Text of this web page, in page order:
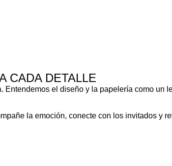
CADA DETALLE
el diseño y la papelería como un
la emoción, conecte con los invitados y